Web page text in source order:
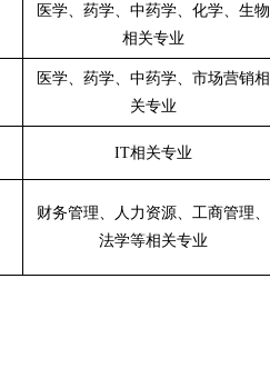
医学、药学、中药学、化学、生物
相关专业
医学、药学、中药学、市场营销相
关专业
IT相关专业
财务管理、人力资源、工商管理、
法学等相关专业